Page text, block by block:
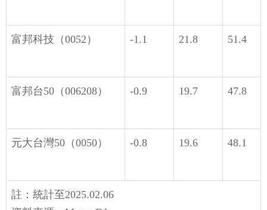
富邦科技（0052） -1.1 21.8 51.4
富邦台50（006208） -0.9 19.7 47.8
元大台灣50（0050） -0.8 19.6 48.1
註：統計至2025.02.06